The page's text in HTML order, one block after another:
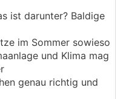
für
wie günstig
wurden, da
das Speiben.
Gier
einen
ist darunter? Baldige
im Sommer sowieso
und Klima mag
genau richtig und